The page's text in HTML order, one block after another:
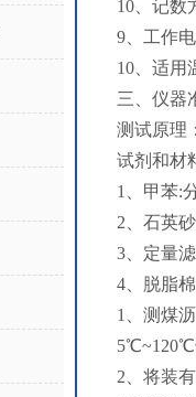
10、记数
9、工作
10、适
三、仪器
测试原理
试剂和材
1、甲苯:
2、石英
3、定量
4、脱脂棉
1、测煤
5℃~120℃
2、将装